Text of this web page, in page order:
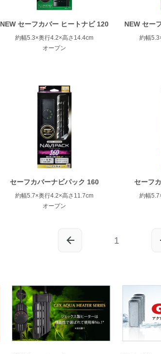
NEW セーフカバー ヒートナビ 120
約幅5.3×奥行4.2×高さ14.4cm
オープン
NEW セー
約幅
セーフカバーナビパック 160
約幅5.7×奥行4.2×高さ11.7cm
オープン
セーフ
約幅
1